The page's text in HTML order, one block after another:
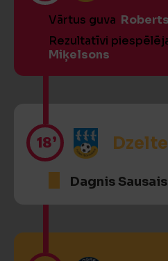
Vārtus guva
Rezultatīvi
Miķelsons
18’
Dagnis Sausais